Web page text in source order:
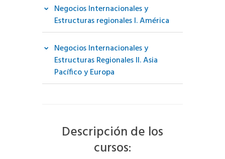
Negocios Internacionales y
Estructuras regionales I. América
Negocios Internacionales y
Estructuras Regionales II. Asia
Pacífico y Europa
Descripción de los
cursos: